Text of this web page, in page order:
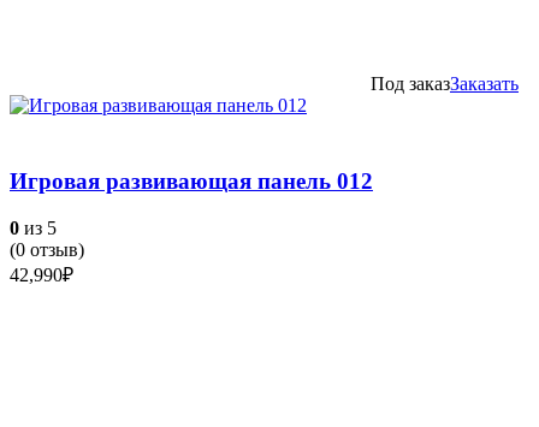
Под заказЗаказать
Игровая развивающая панель 012
0 из 5
(0 отзыв)
42,990₽